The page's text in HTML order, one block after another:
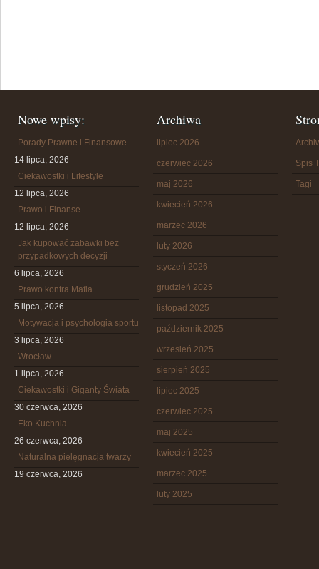
Nowe wpisy:
Porady Prawne i Finansowe
14 lipca, 2026
Ciekawostki i Lifestyle
12 lipca, 2026
Prawo i Finanse
12 lipca, 2026
Jak kupować zabawki bez
przypadkowych decyzji
6 lipca, 2026
Prawo kontra Mafia
5 lipca, 2026
Motywacja i psychologia sportu
3 lipca, 2026
Wrocław
1 lipca, 2026
Ciekawostki i Giganty Świata
30 czerwca, 2026
Eko Kuchnia
26 czerwca, 2026
Naturalna pielęgnacja twarzy
19 czerwca, 2026
Archiwa
lipiec 2026
czerwiec 2026
maj 2026
kwiecień 2026
marzec 2026
luty 2026
styczeń 2026
grudzień 2025
listopad 2025
październik 2025
wrzesień 2025
sierpień 2025
lipiec 2025
czerwiec 2025
maj 2025
kwiecień 2025
marzec 2025
luty 2025
Spis
Tagi